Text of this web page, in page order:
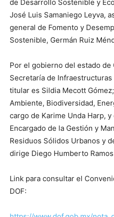
de Desarrollo Sostenible y
José Luis Samaniego Leyva,
general de Fomento y
Sostenible, Germán Ruiz
Por el gobierno del estado de
Secretaría de
titular es Sildia Mecott
Ambiente, Biodiversidad,
cargo de Karime Unda Harp,
Encargado de la Gestión y
Residuos Sólidos Urbanos y
dirige Diego Humberto
Link para consultar el
DOF: